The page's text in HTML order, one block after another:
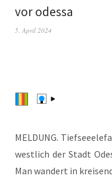
vor odessa
5. April 2024
MELDUNG.
west­lich der Stadt
Man wan­dert in